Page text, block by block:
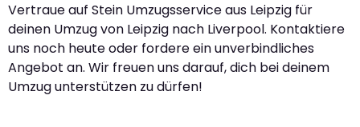
Vertraue auf Stein Umzugsservice aus Leipzig für
deinen Umzug von Leipzig nach Liverpool. Kontaktiere
uns noch heute oder fordere ein unverbindliches
Angebot an. Wir freuen uns darauf, dich bei deinem
Umzug unterstützen zu dürfen!